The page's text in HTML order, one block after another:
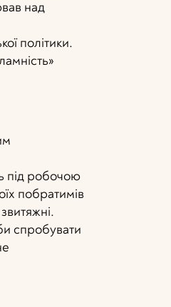
над
політики.
під робочою
побратимів
спробувати